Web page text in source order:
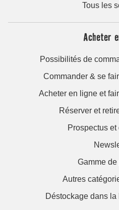
Tous les
Acheter
Possibilités de
Commander & se
Acheter en ligne et
Réserver et
Prospectus
Gamme
Autres
Déstockage dans